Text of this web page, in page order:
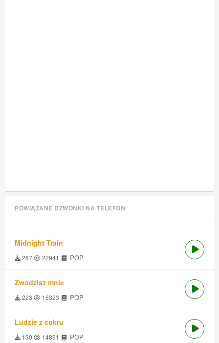
POWIĄZANE DZWONKI NA TELEFON
Midnight Train
287 22941 POP
Zwodzisz mnie
223 16323 POP
Ludzie z cukru
130 14891 POP